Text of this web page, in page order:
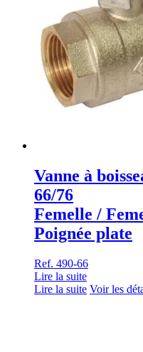
Vanne à
66/76
Femelle /
Poignée plate
Ref. 490-66
Lire la suite
Lire la suite Voir les